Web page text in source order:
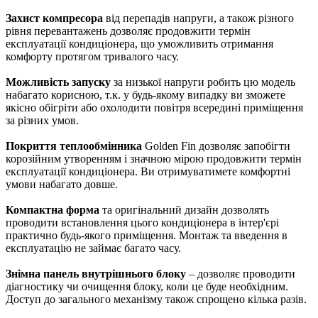
Захист компресора від перепадів напруги, а також різного
рівня перевантажень дозволяє продовжити термін
експлуатації кондиціонера, що уможливить отримання
комфорту протягом тривалого часу.
Можливість запуску за низької напруги робить цю модель
набагато корисною, т.к. у будь-якому випадку ви зможете
якісно обігріти або охолодити повітря всередині приміщення
за різних умов.
Покриття теплообмінника Golden Fin дозволяє запобігти
корозійним утворенням і значною мірою продовжити термін
експлуатації кондиціонера. Ви отримуватимете комфортні
умови набагато довше.
Компактна форма та оригінальний дизайн дозволять
проводити встановлення цього кондиціонера в інтер'єрі
практично будь-якого приміщення. Монтаж та введення в
експлуатацію не займає багато часу.
Знімна панель внутрішнього блоку – дозволяє проводити
діагностику чи очищення блоку, коли це буде необхідним.
Доступ до загального механізму також спрощено кілька разів.